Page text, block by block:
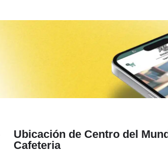
Ubicación de Centro del
Cafeteria